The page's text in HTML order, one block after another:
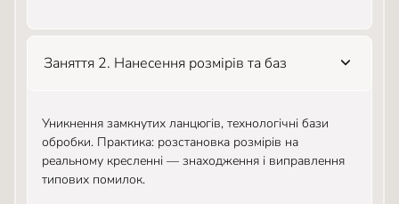
Заняття 2. Нанесення розмірів та баз
Уникнення замкнутих ланцюгів, технологічні бази
обробки. Практика: розстановка розмірів на
реальному кресленні — знаходження і виправлення
типових помилок.